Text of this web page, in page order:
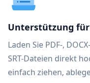
Unterstützung
Laden Sie PDF-,
SRT-Dateien direkt
einfach ziehen,